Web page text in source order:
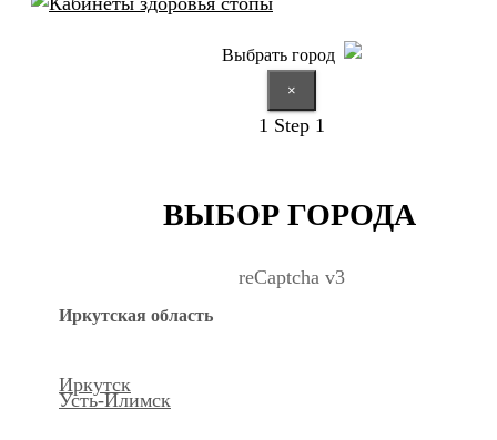
Выбрать город
×
1 Step 1
ВЫБОР ГОРОДА
reCaptcha v3
Иркутская область
Иркутск
Усть-Илимск